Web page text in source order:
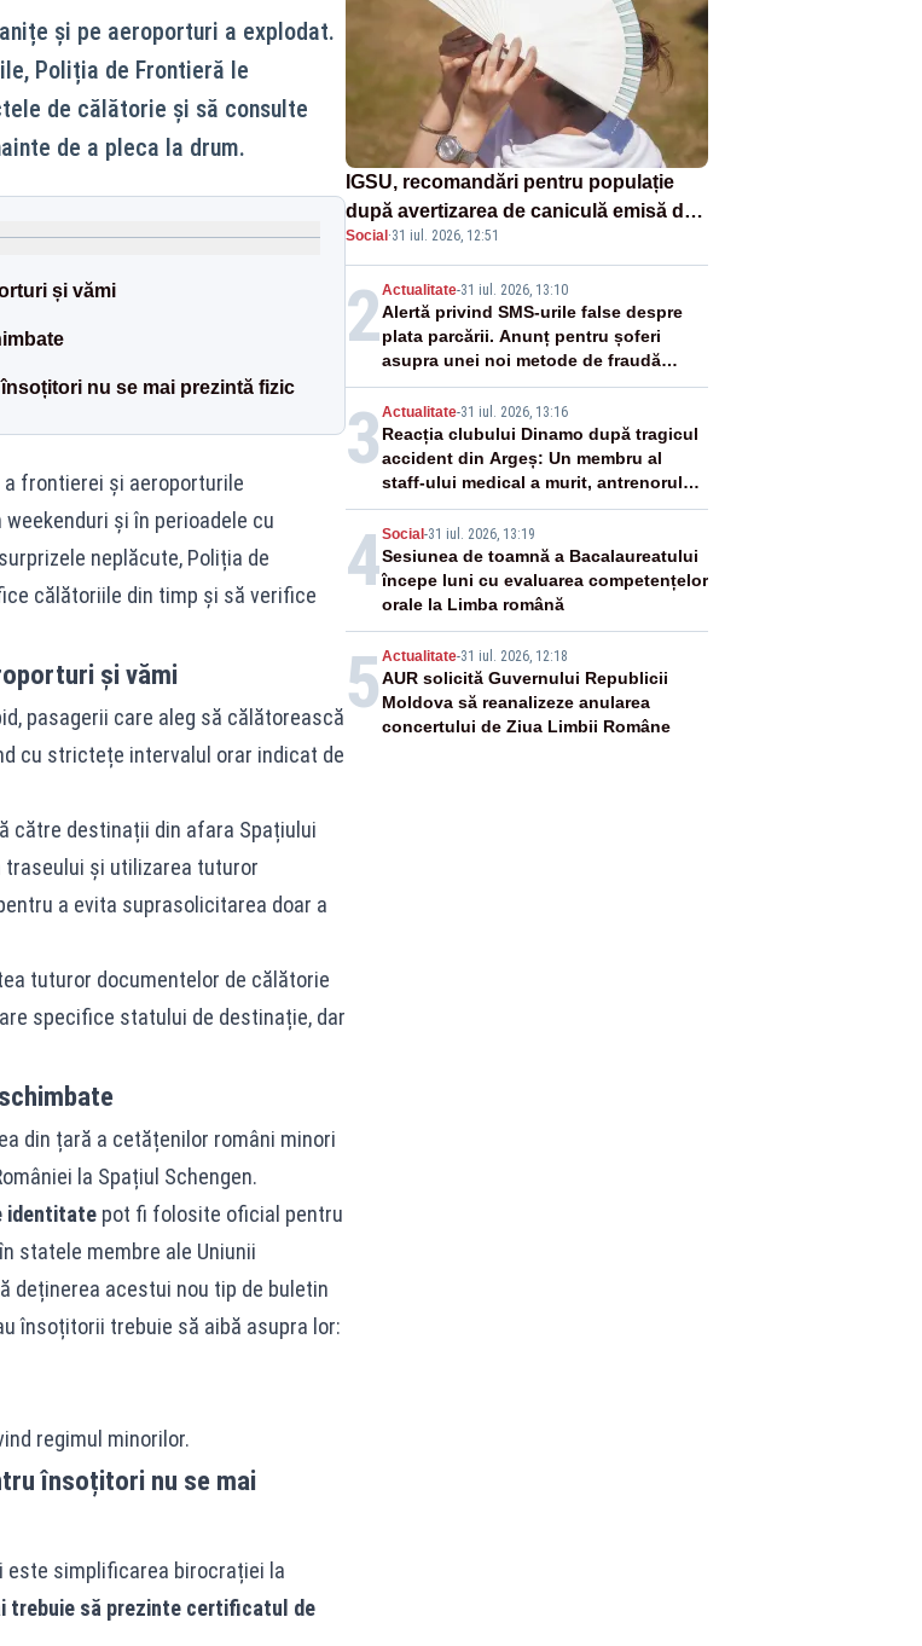
și pe aeroporturi a explodat.
Poliția de Frontieră le
de călătorie și să consulte
de a pleca la drum.
și vămi
nu se mai prezintă fizic
frontierei și aeroporturile
și în perioadele cu
neplăcute, Poliția de
călătoriile din timp și să verifice
și vămi
pasagerii care aleg să călătorească
cu strictețe intervalul orar indicat de
către destinații din afara Spațiului
traseului și utilizarea tuturor
a evita suprasolicitarea doar a
tuturor documentelor de călătorie
specifice statului de destinație, dar
din țară a cetățenilor români minori
la Spațiul Schengen.
identitatepot fi folosite oficial pentru
statele membre ale Uniunii
deținerea acestui nou tip de buletin
însoțitorii trebuie să aibă asupra lor:
regimul minorilor.
însoțitori nu se mai
este simplificarea birocrației la
trebuie să prezinte certificatul de
IGSU, recomandări pentru populație
după avertizarea de caniculă emisă de
meteorologi
Social·31 iul. 2026, 12:51
2Actualitate-31 iul. 2026, 13:10
Alertă privind SMS-urile false despre
plata parcării. Anunț pentru șoferi
asupra unei noi metode de fraudă
online
3 Actualitate-31 iul. 2026, 13:16
Reacția clubului Dinamo după tragicul
accident din Argeș: Un membru al
staff-ului medical a murit, antrenorul
Adrian Ropotan este în spital
4Social-31 iul. 2026, 13:19
Sesiunea de toamnă a Bacalaureatului
începe luni cu evaluarea competențelor
orale la Limba română
5 Actualitate-31 iul. 2026, 12:18
AUR solicită Guvernului Republicii
Moldova să reanalizeze anularea
concertului de Ziua Limbii Române